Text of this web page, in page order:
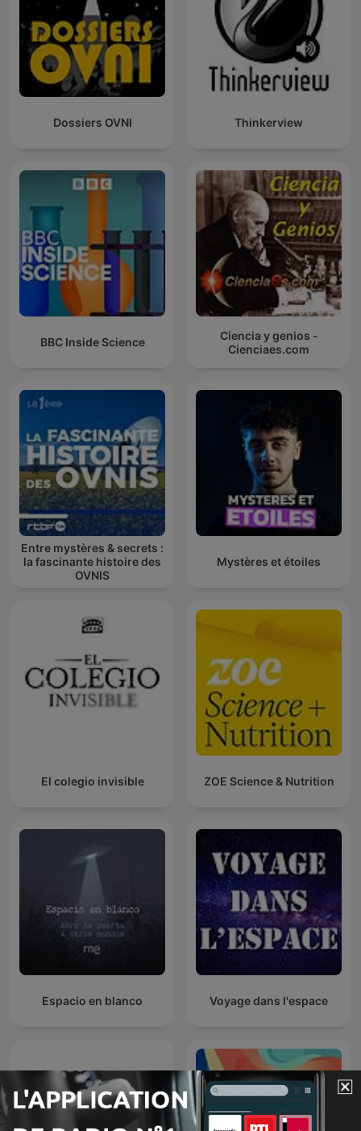
Dossiers OVNI Thinkerview
BBC Inside Science
Ciencia y genios -
Cienciaes.com
Entre mystères & secrets :
la fascinante histoire des
OVNIS
Mystères et étoiles
El colegio invisible ZOE Science & Nutrition
Espacio en blanco Voyage dans l'espace